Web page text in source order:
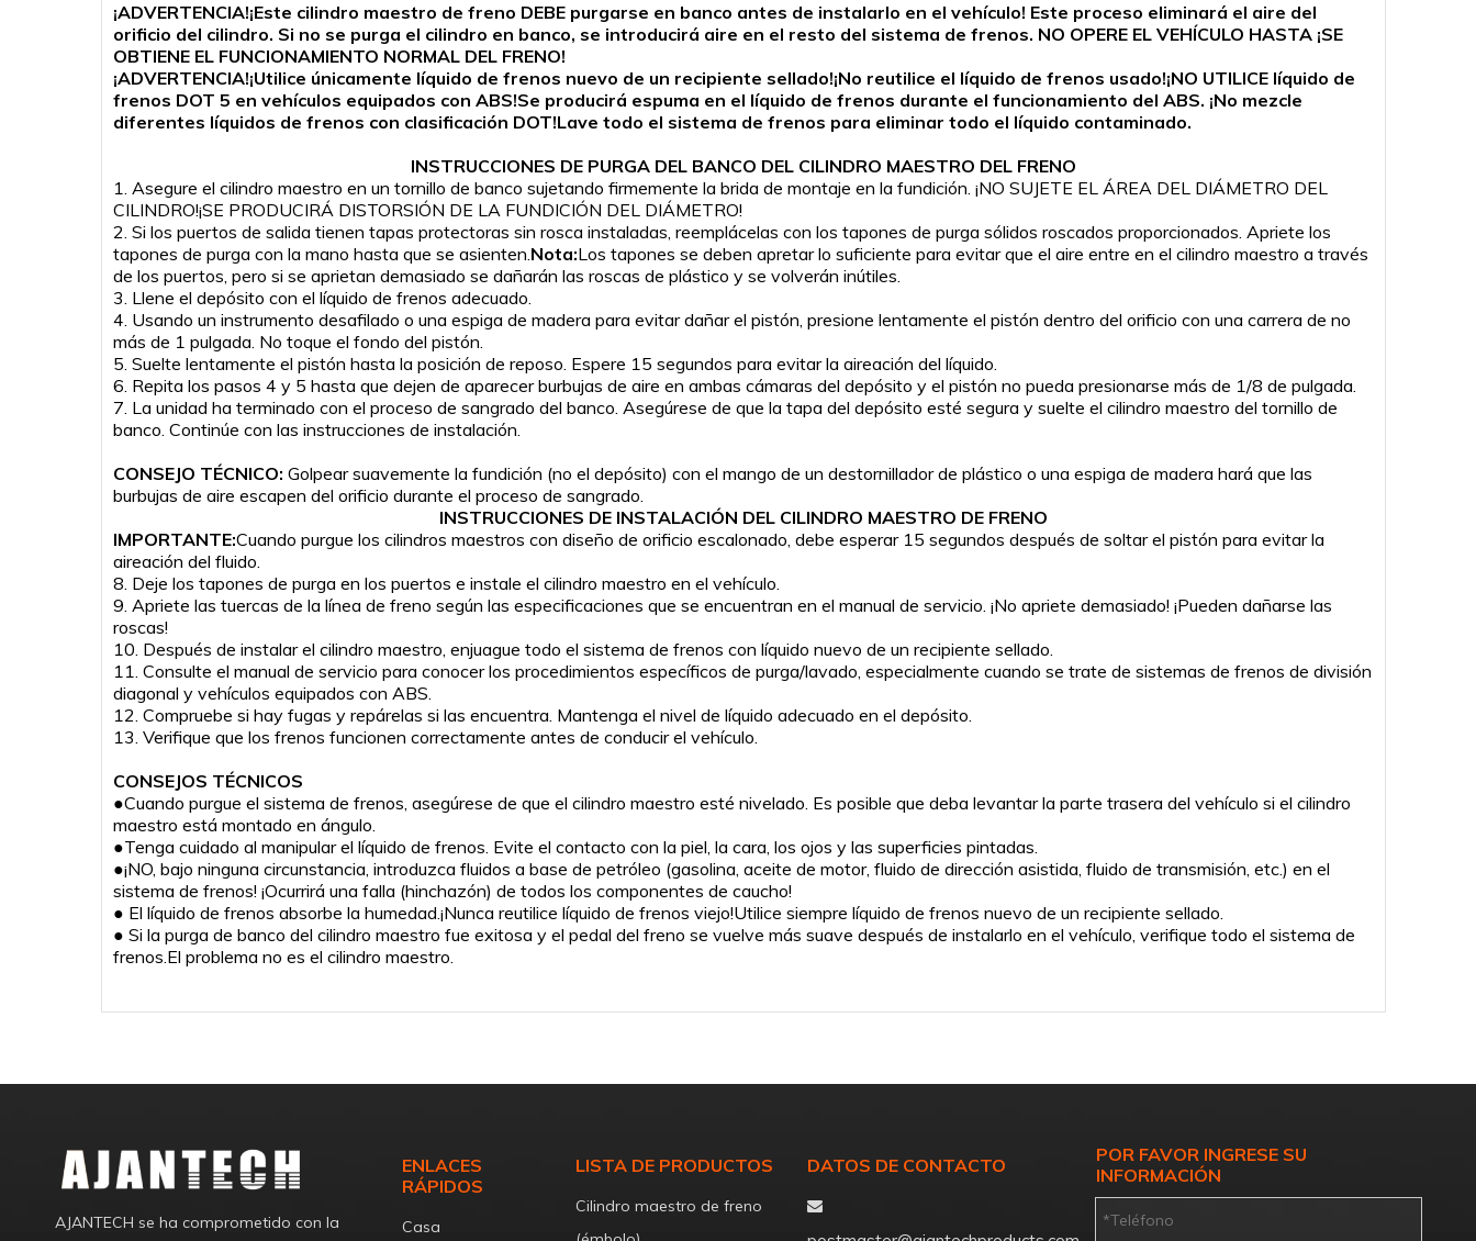
¡ADVERTENCIA!¡Este cilindro maestro de freno DEBE purgarse en banco antes de instalarlo en el vehículo! Este proceso eliminará el aire del
orificio del cilindro. Si no se purga el cilindro en banco, se introducirá aire en el resto del sistema de frenos. NO OPERE EL VEHÍCULO HASTA ¡SE
OBTIENE EL FUNCIONAMIENTO NORMAL DEL FRENO!
¡ADVERTENCIA!¡Utilice únicamente líquido de frenos nuevo de un recipiente sellado!¡No reutilice el líquido de frenos usado!¡NO UTILICE líquido de
frenos DOT 5 en vehículos equipados con ABS!Se producirá espuma en el líquido de frenos durante el funcionamiento del ABS. ¡No mezcle
diferentes líquidos de frenos con clasificación DOT!Lave todo el sistema de frenos para eliminar todo el líquido contaminado.
INSTRUCCIONES DE PURGA DEL BANCO DEL CILINDRO MAESTRO DEL FRENO
1. Asegure el cilindro maestro en un tornillo de banco sujetando firmemente la brida de montaje en la fundición. ¡NO SUJETE EL ÁREA DEL DIÁMETRO DEL
CILINDRO!¡SE PRODUCIRÁ DISTORSIÓN DE LA FUNDICIÓN DEL DIÁMETRO!
2. Si los puertos de salida tienen tapas protectoras sin rosca instaladas, reemplácelas con los tapones de purga sólidos roscados proporcionados. Apriete los
tapones de purga con la mano hasta que se asienten.Nota:Los tapones se deben apretar lo suficiente para evitar que el aire entre en el cilindro maestro a través
de los puertos, pero si se aprietan demasiado se dañarán las roscas de plástico y se volverán inútiles.
3. Llene el depósito con el líquido de frenos adecuado.
4. Usando un instrumento desafilado o una espiga de madera para evitar dañar el pistón, presione lentamente el pistón dentro del orificio con una carrera de no
más de 1 pulgada. No toque el fondo del pistón.
5. Suelte lentamente el pistón hasta la posición de reposo. Espere 15 segundos para evitar la aireación del líquido.
6. Repita los pasos 4 y 5 hasta que dejen de aparecer burbujas de aire en ambas cámaras del depósito y el pistón no pueda presionarse más de 1/8 de pulgada.
7. La unidad ha terminado con el proceso de sangrado del banco. Asegúrese de que la tapa del depósito esté segura y suelte el cilindro maestro del tornillo de
banco. Continúe con las instrucciones de instalación.
CONSEJO TÉCNICO: Golpear suavemente la fundición (no el depósito) con el mango de un destornillador de plástico o una espiga de madera hará que las
burbujas de aire escapen del orificio durante el proceso de sangrado.
INSTRUCCIONES DE INSTALACIÓN DEL CILINDRO MAESTRO DE FRENO
IMPORTANTE:Cuando purgue los cilindros maestros con diseño de orificio escalonado, debe esperar 15 segundos después de soltar el pistón para evitar la
aireación del fluido.
8. Deje los tapones de purga en los puertos e instale el cilindro maestro en el vehículo.
9. Apriete las tuercas de la línea de freno según las especificaciones que se encuentran en el manual de servicio. ¡No apriete demasiado! ¡Pueden dañarse las
roscas!
10. Después de instalar el cilindro maestro, enjuague todo el sistema de frenos con líquido nuevo de un recipiente sellado.
11. Consulte el manual de servicio para conocer los procedimientos específicos de purga/lavado, especialmente cuando se trate de sistemas de frenos de división
diagonal y vehículos equipados con ABS.
12. Compruebe si hay fugas y repárelas si las encuentra. Mantenga el nivel de líquido adecuado en el depósito.
13. Verifique que los frenos funcionen correctamente antes de conducir el vehículo.
CONSEJOS TÉCNICOS
●Cuando purgue el sistema de frenos, asegúrese de que el cilindro maestro esté nivelado. Es posible que deba levantar la parte trasera del vehículo si el cilindro
maestro está montado en ángulo.
●Tenga cuidado al manipular el líquido de frenos. Evite el contacto con la piel, la cara, los ojos y las superficies pintadas.
●¡NO, bajo ninguna circunstancia, introduzca fluidos a base de petróleo (gasolina, aceite de motor, fluido de dirección asistida, fluido de transmisión, etc.) en el
sistema de frenos! ¡Ocurrirá una falla (hinchazón) de todos los componentes de caucho!
● El líquido de frenos absorbe la humedad.¡Nunca reutilice líquido de frenos viejo!Utilice siempre líquido de frenos nuevo de un recipiente sellado.
● Si la purga de banco del cilindro maestro fue exitosa y el pedal del freno se vuelve más suave después de instalarlo en el vehículo, verifique todo el sistema de
frenos.El problema no es el cilindro maestro.
AJANTECH se ha comprometido con la
ENLACES
RÁPIDOS
Casa
LISTA DE PRODUCTOS
Cilindro maestro de freno
DATOS DE CONTACTO

POR FAVOR INGRESE SU
INFORMACIÓN